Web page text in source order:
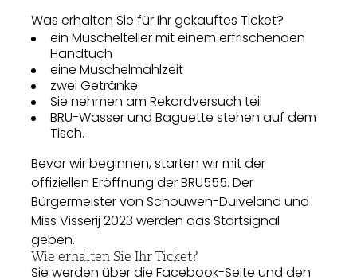
Was erhalten Sie für Ihr gekauftes Ticket?
ein Muschelteller mit einem erfrischenden
Handtuch
eine Muschelmahlzeit
zwei Getränke
Sie nehmen am Rekordversuch teil
BRU-Wasser und Baguette stehen auf dem
Tisch.
Bevor wir beginnen, starten wir mit der
offiziellen Eröffnung der BRU555. Der
Bürgermeister von Schouwen-Duiveland und
Miss Visserij 2023 werden das Startsignal
geben.
Wie erhalten Sie Ihr Ticket?
Sie werden über die Facebook-Seite und den